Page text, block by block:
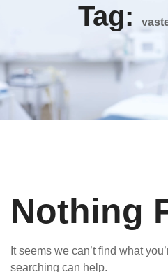
Tag:
Nothing
It seems we can’t find what
searching can help.